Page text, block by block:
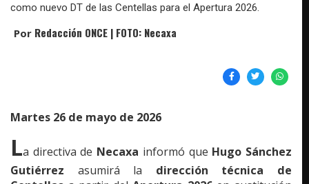
como nuevo DT de las Centellas para el Apertura 2026.
Por Redacción ONCE | FOTO: Necaxa
Martes 26 de mayo de 2026
La directiva de Necaxa informó que Hugo Sánchez
Gutiérrez asumirá la dirección técnica de